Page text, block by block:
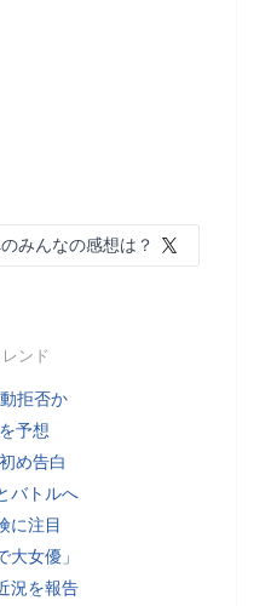
みんなの感想は？
レンド
拒否か
予想
め告白
バトルへ
に注目
女優」
況を報告